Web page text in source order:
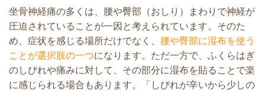
坐骨神経痛の多くは、腰や臀部（おしり）まわりで神経が
圧迫されていることが一因と考えられています。 そのた
め、症状を感じる場所だけでなく、 腰や臀部に湿布を使う
ことが選択肢の一つになります。ただ一方で、ふくらはぎ
のしびれや痛みに対して、その部分に湿布を貼ることで楽
に感じられる場合もあります。「しびれが辛いから少しの